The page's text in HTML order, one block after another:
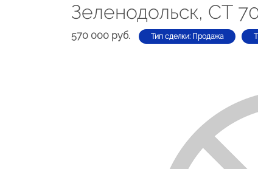
Зеленодольск, СТ
570 000 руб. Тип сделки: Продажа